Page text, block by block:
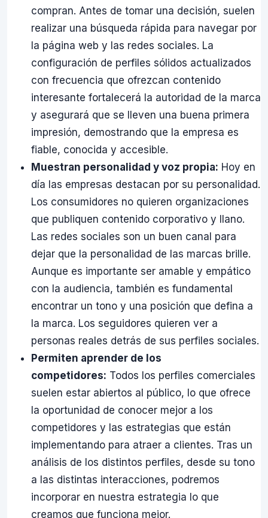
compran. Antes de tomar una decisión, suelen
realizar una búsqueda rápida para navegar por
la página web y las redes sociales. La
configuración de perfiles sólidos actualizados
con frecuencia que ofrezcan contenido
interesante fortalecerá la autoridad de la marca
y asegurará que se lleven una buena primera
impresión, demostrando que la empresa es
fiable, conocida y accesible.
Muestran personalidad y voz propia: Hoy en
día las empresas destacan por su personalidad.
Los consumidores no quieren organizaciones
que publiquen contenido corporativo y llano.
Las redes sociales son un buen canal para
dejar que la personalidad de las marcas brille.
Aunque es importante ser amable y empático
con la audiencia, también es fundamental
encontrar un tono y una posición que defina a
la marca. Los seguidores quieren ver a
personas reales detrás de sus perfiles sociales.
Permiten aprender de los
competidores: Todos los perfiles comerciales
suelen estar abiertos al público, lo que ofrece
la oportunidad de conocer mejor a los
competidores y las estrategias que están
implementando para atraer a clientes. Tras un
análisis de los distintos perfiles, desde su tono
a las distintas interacciones, podremos
incorporar en nuestra estrategia lo que
creamos que funciona mejor.